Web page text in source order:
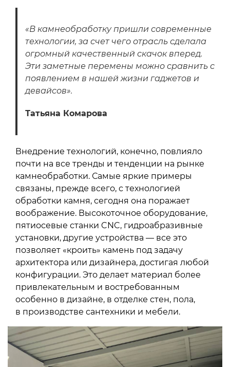
«В камнеобработку пришли современные
технологии, за счет чего отрасль сделала
огромный качественный скачок вперед.
Эти заметные перемены можно сравнить с
появлением в нашей жизни гаджетов и
девайсов».
Татьяна Комарова
Внедрение технологий, конечно, повлияло
почти на все тренды и тенденции на рынке
камнеобработки. Самые яркие примеры
связаны, прежде всего, с технологией
обработки камня, сегодня она поражает
воображение. Высокоточное оборудование,
пятиосевые станки CNC, гидроабразивные
установки, другие устройства — все это
позволяет «кроить» камень под задачу
архитектора или дизайнера, достигая любой
конфигурации. Это делает материал более
привлекательным и востребованным
особенно в дизайне, в отделке стен, пола,
в производстве сантехники и мебели.